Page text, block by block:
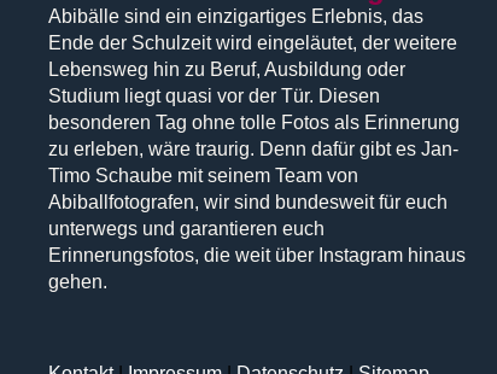
Abibälle sind ein einzigartiges Erlebnis, das
Ende der Schulzeit wird eingeläutet, der weitere
Lebensweg hin zu Beruf, Ausbildung oder
Studium liegt quasi vor der Tür. Diesen
besonderen Tag ohne tolle Fotos als Erinnerung
zu erleben, wäre traurig. Denn dafür gibt es Jan-
Timo Schaube mit seinem Team von
Abiballfotografen, wir sind bundesweit für euch
unterwegs und garantieren euch
Erinnerungsfotos, die weit über Instagram hinaus
gehen.